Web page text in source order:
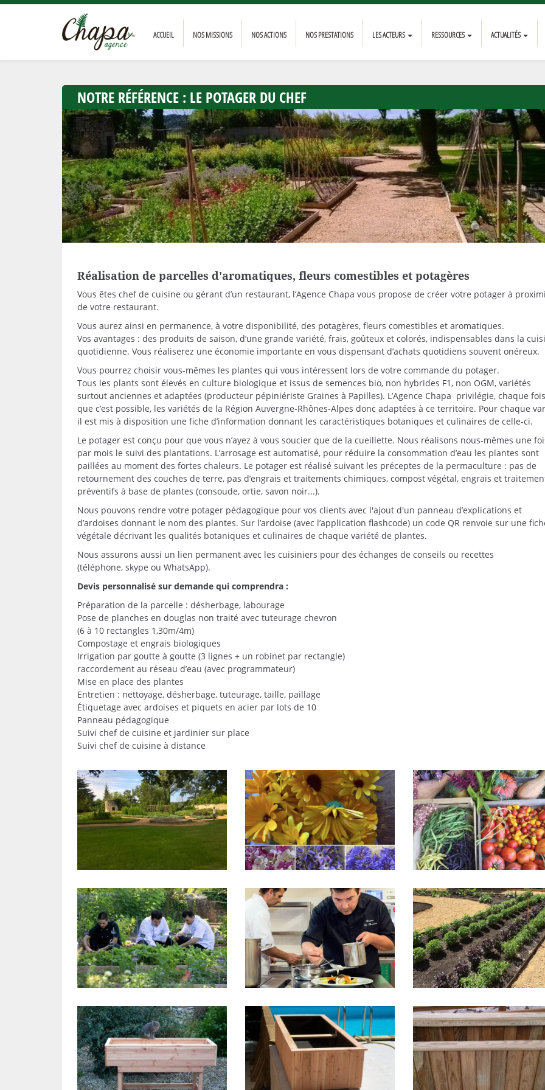
ACCUEIL NOS MISSIONS NOS ACTIONS NOS PRESTATIONS LES ACTEURS RESSOURCES ACTUALITÉS
NOTRE RÉFÉRENCE : LE POTAGER DU CHEF
Réalisation de parcelles d'aromatiques, fleurs comestibles et potagères
Vous êtes chef de cuisine ou gérant d’un restaurant, l’Agence Chapa vous propose de créer votre potager à
de votre restaurant.
Vous aurez ainsi en permanence, à votre disponibilité, des potagères, fleurs comestibles et aromatiques.
Vos avantages : des produits de saison, d’une grande variété, frais, goûteux et colorés, indispensables dans la
quotidienne. Vous réaliserez une économie importante en vous dispensant d’achats quotidiens souvent onéreux.
Vous pourrez choisir vous-mêmes les plantes qui vous intéressent lors de votre commande du potager.
Tous les plants sont élevés en culture biologique et issus de semences bio, non hybrides F1, non OGM, variétés
surtout anciennes et adaptées (producteur pépiniériste Graines à Papilles). L’Agence Chapa privilégie, chaque fois
que c’est possible, les variétés de la Région Auvergne-Rhônes-Alpes donc adaptées à ce territoire. Pour chaque
il est mis à disposition une fiche d’information donnant les caractéristiques botaniques et culinaires de celle-ci.
Le potager est conçu pour que vous n’ayez à vous soucier que de la cueillette. Nous réalisons nous-mêmes une
par mois le suivi des plantations. L’arrosage est automatisé, pour réduire la consommation d’eau les plantes sont
paillées au moment des fortes chaleurs. Le potager est réalisé suivant les préceptes de la permaculture : pas de
retournement des couches de terre, pas d’engrais et traitements chimiques, compost végétal, engrais et
préventifs à base de plantes (consoude, ortie, savon noir...).
Nous pouvons rendre votre potager pédagogique pour vos clients avec l'ajout d'un panneau d’explications et
d’ardoises donnant le nom des plantes. Sur l’ardoise (avec l’application flashcode) un code QR renvoie sur une
végétale décrivant les qualités botaniques et culinaires de chaque variété de plantes.
Nous assurons aussi un lien permanent avec les cuisiniers pour des échanges de conseils ou recettes
(téléphone, skype ou WhatsApp).
Devis personnalisé sur demande qui comprendra :
Préparation de la parcelle : désherbage, labourage
Pose de planches en douglas non traité avec tuteurage chevron
(6 à 10 rectangles 1,30m/4m)
Compostage et engrais biologiques
Irrigation par goutte à goutte (3 lignes + un robinet par rectangle)
raccordement au réseau d’eau (avec programmateur)
Mise en place des plantes
Entretien : nettoyage, désherbage, tuteurage, taille, paillage
Étiquetage avec ardoises et piquets en acier par lots de 10
Panneau pédagogique
Suivi chef de cuisine et jardinier sur place
Suivi chef de cuisine à distance